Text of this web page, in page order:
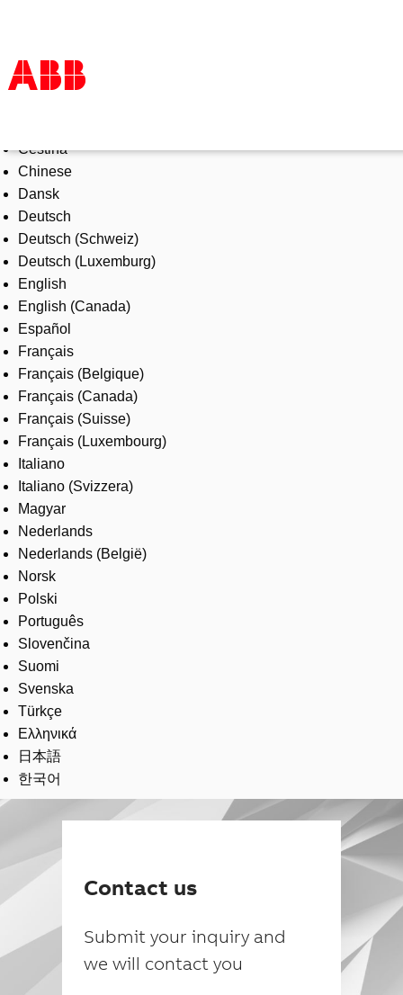
Products & Solutions
Industries
Services
About us
Where to buy
Contact us
Careers
Čeština
Chinese
Dansk
Deutsch
Deutsch (Schweiz)
Deutsch (Luxemburg)
English
English (Canada)
Español
Français
Français (Belgique)
Français (Canada)
Français (Suisse)
Français (Luxembourg)
Italiano
Italiano (Svizzera)
Magyar
Nederlands
Nederlands (België)
Norsk
Polski
Português
Slovenčina
Suomi
Svenska
Türkçe
Ελληνικά
日本語
한국어
Contact us
Submit your inquiry and
we will contact you